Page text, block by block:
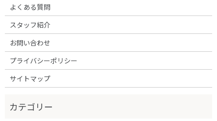
よくある質問
スタッフ紹介
お問い合わせ
プライバシーポリシー
サイトマップ